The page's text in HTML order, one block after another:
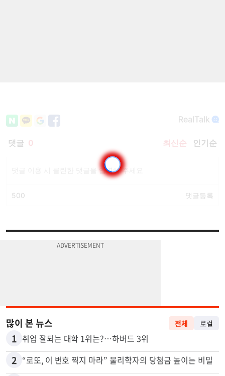
1 취업 잘되는 대학 1위는?…하버드 3위